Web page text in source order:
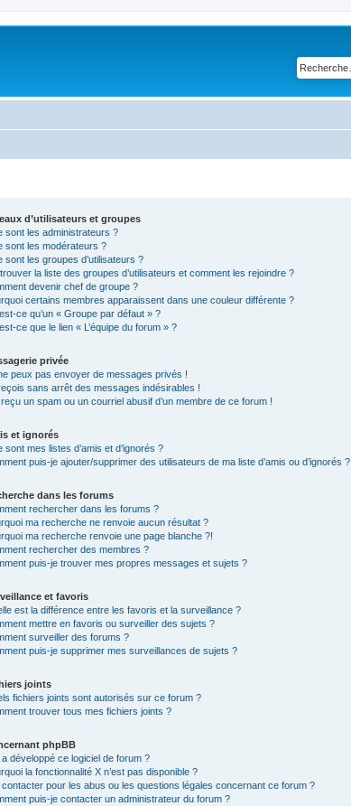
d’utilisateurs et groupes
sont les administrateurs ?
sont les modérateurs ?
sont les groupes d’utilisateurs ?
la liste des groupes d’utilisateurs et comment les rejoindre ?
devenir chef de groupe ?
certains membres apparaissent dans une couleur différente ?
ce qu’un « Groupe par défaut » ?
ce que le lien « L’équipe du forum » ?
privée
peux pas envoyer de messages privés !
sans arrêt des messages indésirables !
reçu un spam ou un courriel abusif d’un membre de ce forum !
et ignorés
sont mes listes d’amis et d’ignorés ?
puis-je ajouter/supprimer des utilisateurs de ma liste d’amis ou d’ignorés ?
dans les forums
rechercher dans les forums ?
ma recherche ne renvoie aucun résultat ?
ma recherche renvoie une page blanche ?!
rechercher des membres ?
puis-je trouver mes propres messages et sujets ?
et favoris
est la différence entre les favoris et la surveillance ?
mettre en favoris ou surveiller des sujets ?
surveiller des forums ?
puis-je supprimer mes surveillances de sujets ?
joints
fichiers joints sont autorisés sur ce forum ?
trouver tous mes fichiers joints ?
phpBB
a développé ce logiciel de forum ?
la fonctionnalité X n’est pas disponible ?
contacter pour les abus ou les questions légales concernant ce forum ?
puis-je contacter un administrateur du forum ?